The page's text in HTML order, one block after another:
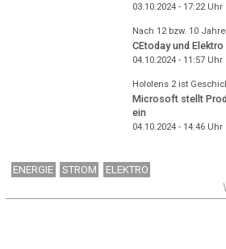
03.10.2024 - 17:22Uhr
Nach 12 bzw. 10
CEtoday und
04.10.2024 - 11:57Uhr
Hololens 2 ist
Microsoft stellt
ein
04.10.2024 - 14:46Uhr
ENERGIE STROM ELEKTRO